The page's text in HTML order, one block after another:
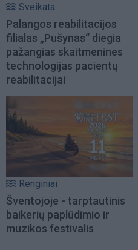
Sveikata
Palangos reabilitacijos
filialas „Pušynas“ diegia
pažangias skaitmenines
technologijas pacientų
reabilitacijai
Renginiai
Šventojoje - tarptautinis
baikerių paplūdimio ir
muzikos festivalis